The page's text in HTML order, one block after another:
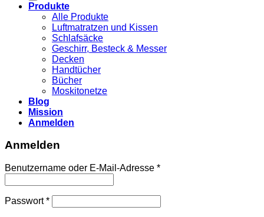
Produkte
Alle Produkte
Luftmatratzen und Kissen
Schlafsäcke
Geschirr, Besteck & Messer
Decken
Handtücher
Bücher
Moskitonetze
Blog
Mission
Anmelden
Anmelden
Benutzername oder E-Mail-Adresse *Erforderlich
Passwort*Erforderlich